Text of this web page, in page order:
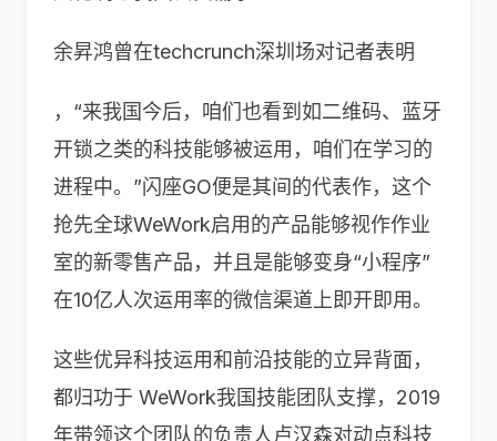
余昇鸿曾在techcrunch深圳场对记者表明
，“来我国今后，咱们也看到如二维码、蓝牙
开锁之类的科技能够被运用，咱们在学习的
进程中。”闪座GO便是其间的代表作，这个
抢先全球WeWork启用的产品能够视作作业
室的新零售产品，并且是能够变身“小程序”
在10亿人次运用率的微信渠道上即开即用。
这些优异科技运用和前沿技能的立异背面，
都归功于 WeWork我国技能团队支撑，2019
年带领这个团队的负责人卢汉森对动点科技